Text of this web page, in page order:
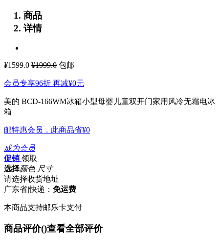
商品
详情
¥1599.0 ¥1999.0 包邮
会员专享96折 再减¥0元
美的 BCD-166WM冰箱小型母婴儿童双开门家用风冷无霜电冰
箱
邮特惠会员，此商品省¥0
成为会员
促销 领取
选择颜色 尺寸
请选择收货地址
广东省|快递： 免运费
本商品支持邮乐卡支付
商品评价()查看全部评价